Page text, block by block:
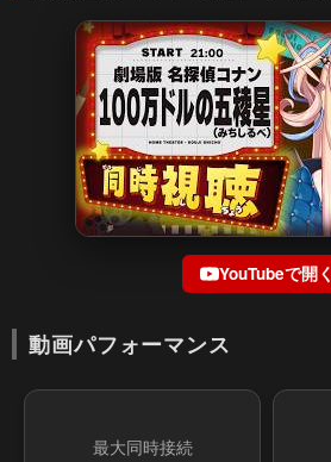
YouTubeで開く
動画パフォーマンス
最大同時接続